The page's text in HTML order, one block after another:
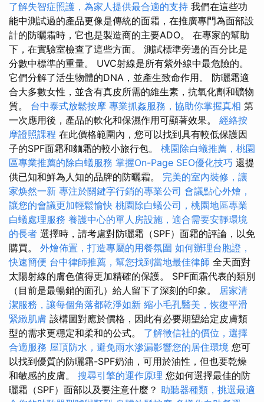
了解失智症照護，為家人提供最合適的支持 我們在這些功
能中測試過的產品更像是傳統的面霜，在推廣專門為面部設
計的防曬霜時，它也是製造商的主要ADO。 在專家的幫助
下，在實驗室檢查了這些方面。 測試標準旁邊的百分比是
分數中標準的重量。 UVC射線是所有紫外線中最危險的。
它們分解了活生物體的DNA，並產生致命作用。 防曬霜適
合大多數女性，並含有真皮所需的維生素，抗氧化劑和礦物
質。 台中泰式放鬆按摩 專業抓姦服務，協助你掌握真相 第
一次應用後，產品的軟化和保濕作用可顯著效果。 經絡按
摩證照課程 在此價格範圍內，您可以找到具有較低保護因
子的SPF面霜和麵霜的較小旅行包。 桃園除白蟻推薦，桃園
區專業推薦的除白蟻服務 掌握On-Page SEO優化技巧 還提
供已知和鮮為人知的品牌的防曬霜。 完美的室內裝修，讓
家焕然一新 專注於關鍵字行銷的專業公司 會議點心外燴，
讓您的會議更加輕鬆愉快 桃園除白蟻公司，桃園地區專業
白蟻處理服務 養護中心的單人房設施，適合需要安靜環境
的長者 選擇時，請考慮對防曬霜（SPF）面霜的評論，以免
購買。 外燴佈置，打造專屬的用餐氛圍 如何辦理台胞證，
快速簡便 台中律師推薦，幫您找到當地最佳律師 全天面對
太陽射線的膚色值得更加精確的保護。 SPF面霜代表的類別
（目前是最暢銷的面孔）給人留下了深刻的印象。 居家清
潔服務，讓每個角落都乾淨如新 縮小毛孔醫美，恢復平滑
緊緻肌膚 該構圖對應於價格，因此有必要期望給定皮膚類
型的需求更穩定和柔和的公式。 了解徵信社的價位，選擇
合適服務 屋頂防水，避免雨水滲漏影響您的居住環境 您可
以找到優質的防曬霜-SPF奶油，可用於油性，但也要乾燥
和敏感的皮膚。 搜尋引擎的運作原理 您如何選擇最佳的防
曬霜（SPF）面部以及要注意什麼？ 助聽器種類，挑選最適